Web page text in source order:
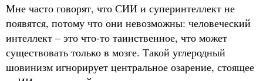
Мне часто говорят, что СИИ и суперинтеллект не
появятся, потому что они невозможны: человеческий
интеллект – это что-то таинственное, что может
существовать только в мозге. Такой углеродный
шовинизм игнорирует центральное озарение, стоящее